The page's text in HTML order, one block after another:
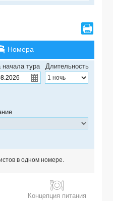
Номера
начала тура Длительность
в одном номере.
Концепция питания